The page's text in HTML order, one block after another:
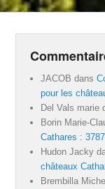
JACOB dans
pour les
Del Vals marie
Borin Marie-
Cathares :
Hudon Jacky
châteaux
Brembilla Michel